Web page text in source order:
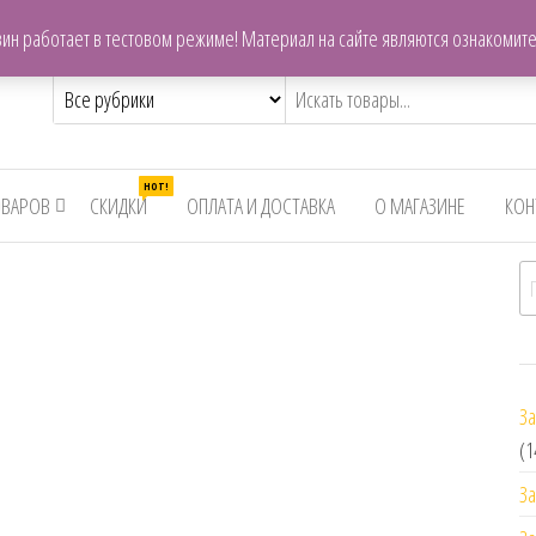
СКИДКИ
HOT!
ОПЛАТА И ДОСТАВКА О МАГАЗИНЕ
работает в тестовом режиме! Материал на сайте являются